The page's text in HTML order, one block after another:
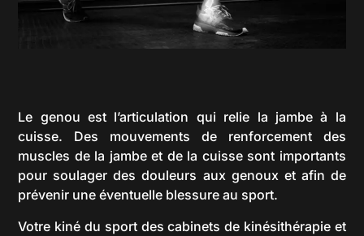
Le genou est l’articulation qui relie la jambe à la
cuisse. Des mouvements de renforcement des
muscles de la jambe et de la cuisse sont importants
pour soulager des douleurs aux genoux et afin de
prévenir une éventuelle blessure au sport.
Votre kiné du sport des cabinets de kinésithérapie et